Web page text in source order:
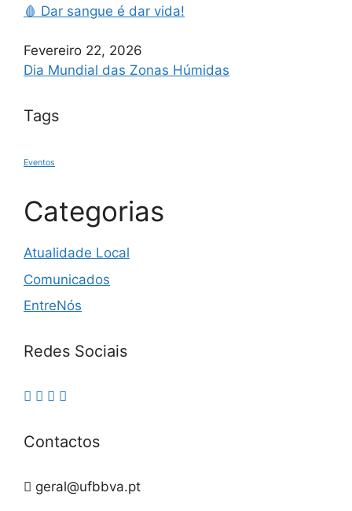
🩸 Dar sangue é dar vida!
Fevereiro 22, 2026
Dia Mundial das Zonas Húmidas
Tags
Eventos
Categorias
Atualidade Local
Comunicados
EntreNós
Redes Sociais
Contactos
geral@ufbbva.pt